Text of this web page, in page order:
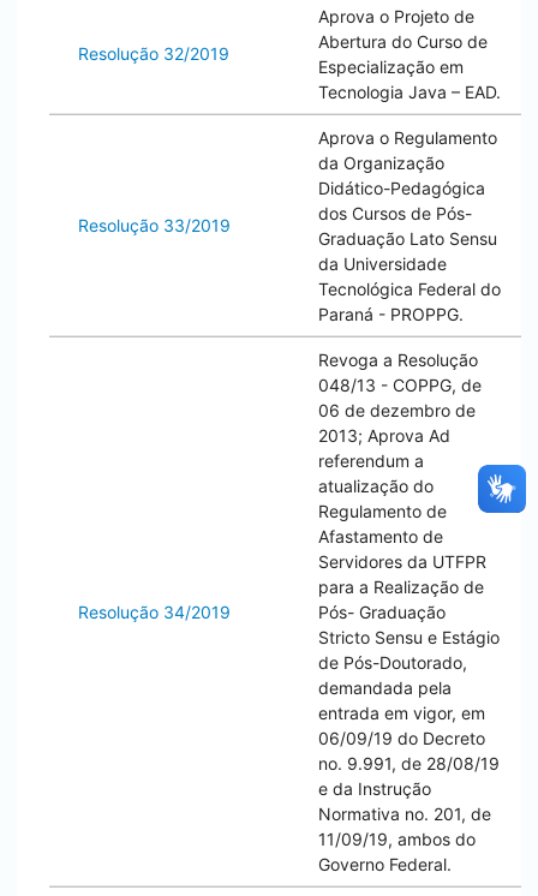
Resolução 32/2019
Aprova o Projeto de
Abertura do Curso de
Especialização em
Tecnologia Java – EAD.
Resolução 33/2019
Aprova o Regulamento
da Organização
Didático-Pedagógica
dos Cursos de Pós-
Graduação Lato Sensu
da Universidade
Tecnológica Federal do
Paraná - PROPPG.
Resolução 34/2019
Revoga a Resolução
048/13 - COPPG, de
06 de dezembro de
2013; Aprova Ad
referendum a
atualização do
Regulamento de
Afastamento de
Servidores da UTFPR
para a Realização de
Pós- Graduação
Stricto Sensu e Estágio
de Pós-Doutorado,
demandada pela
entrada em vigor, em
06/09/19 do Decreto
no. 9.991, de 28/08/19
e da Instrução
Normativa no. 201, de
11/09/19, ambos do
Governo Federal.